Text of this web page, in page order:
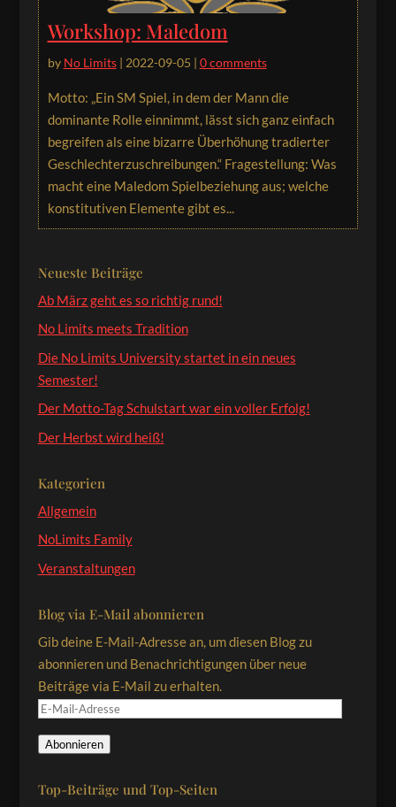
Workshop: Maledom
by No Limits| 2022-09-05 | 0 comments
Motto: „Ein SM Spiel, in dem der Mann die
dominante Rolle einnimmt, lässt sich ganz einfach
begreifen als eine bizarre Überhöhung tradierter
Geschlechterzuschreibungen.“ Fragestellung: Was
macht eine Maledom Spielbeziehung aus; welche
konstitutiven Elemente gibt es...
Neueste Beiträge
Ab März geht es so richtig rund!
No Limits meets Tradition
Die No Limits University startet in ein neues
Semester!
Der Motto-Tag Schulstart war ein voller Erfolg!
Der Herbst wird heiß!
Kategorien
Allgemein
NoLimits Family
Veranstaltungen
Blog via E-Mail abonnieren
Gib deine E-Mail-Adresse an, um diesen Blog zu
abonnieren und Benachrichtigungen über neue
Beiträge via E-Mail zu erhalten.
E-
Adresse
Abonnieren
Top-Beiträge und Top-Seiten